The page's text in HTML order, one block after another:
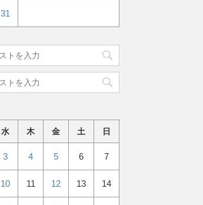
31
水 木 金 土 日
3 4 5 6 7
10 11 12 13 14